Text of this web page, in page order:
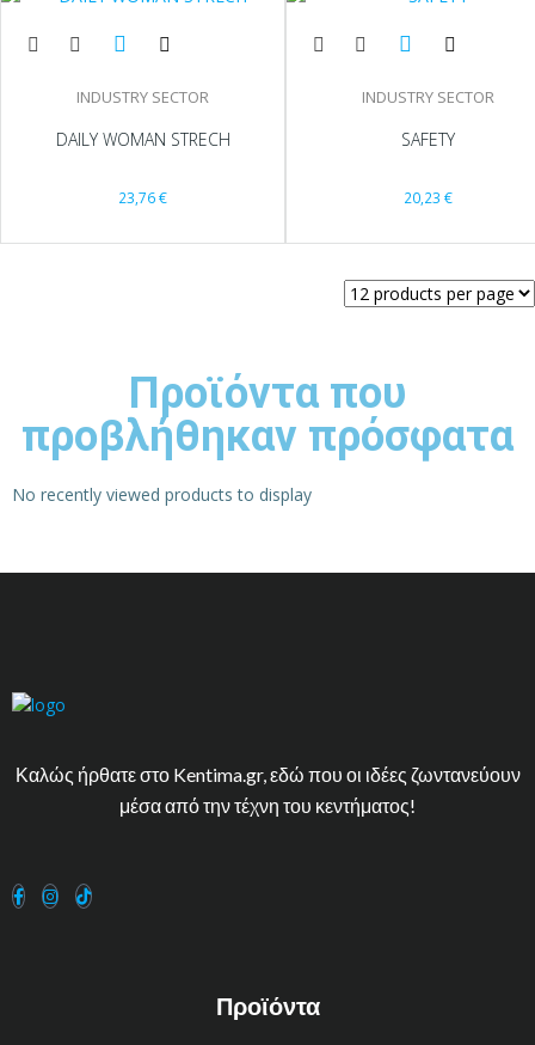
INDUSTRY SECTOR
DAILY WOMAN STRECH
23,76€
INDUSTRY SECTOR
SAFETY
20,23 €
Προϊόντα που
προβλήθηκαν πρόσφατα
No recently viewed products to display
Καλώς ήρθατε στο Kentima.gr, εδώ που οι ιδέες ζωντανεύουν
μέσα από την τέχνη του κεντήματος!
Προϊόντα